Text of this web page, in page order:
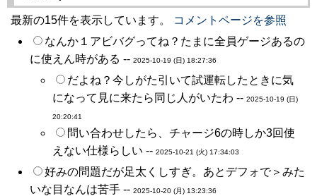
最新の15件を表示しています。
コメントページを参照
なんか１アビバグってね？たまに全員ゲージあるの
に使えん時がある -- 2025-10-19 (日) 18:27:36
だよね？今しがた引いて試運転したときに気
になって見に来たら同じ人がいたわ -- 2025-10-19 (日)
20:20:41
問い合わせしたら、チャージ6の時しか3回使
えない仕様らしい -- 2025-10-21 (火) 17:34:03
好みの問題だが足太くしすぎ。あとデフォで＞みた
いな目なんは苦手 -- 2025-10-20 (月) 13:23:36